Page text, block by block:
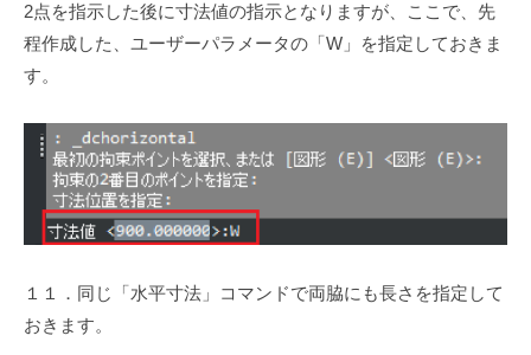
2点を指示した後に寸法値の指示となりますが、ここで、先
程作成した、ユーザーパラメータの「W」を指定しておきま
す。
１１．同じ「水平寸法」コマンドで両脇にも長さを指定して
おきます。